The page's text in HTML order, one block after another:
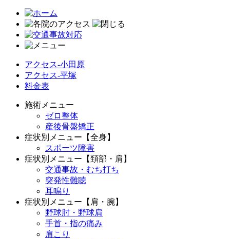
アクセス-小田原
アクセス-平塚
料金表
施術メニュー
ゼロ整体
産後骨盤矯正
症状別メニュー【全身】
スポーツ障害
症状別メニュー【頚部・肩】
交通事故・むち打ち
突発性難聴
耳鳴り
症状別メニュー【肩・腕】
野球肘・野球肩
手首・指の痛み
肩こり